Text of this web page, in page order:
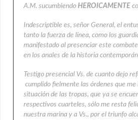
A.M. sucumbiendo HEROICAMENTE
Indescriptible es, señor General, el
tanto la fuerza de línea, como los
manifestado al presenciar este
en los anales de la historia
Testigo presencial Vs. de cuanto dejo
cumplido fielmente las órdenes que
situación de las tropas, que ya se
respectivos cuarteles, sólo me resta
nuestra marina y a Vs., por el triunfo